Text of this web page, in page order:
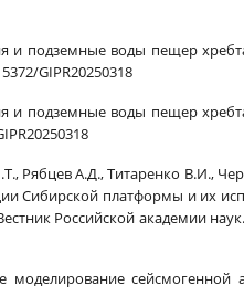
и подземные воды пещер
GIPR20250318
и подземные воды пещер
Рябцев А.Д., Титаренко В.И.,
Сибирской платформы и их
Российской академии
сейсмогенной